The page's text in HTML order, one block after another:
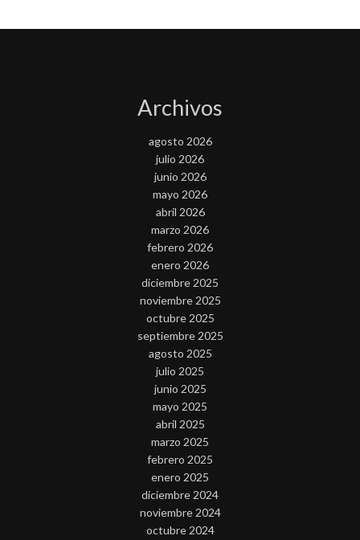
Archivos
agosto 2026
julio 2026
junio 2026
mayo 2026
abril 2026
marzo 2026
febrero 2026
enero 2026
diciembre 2025
noviembre 2025
octubre 2025
septiembre 2025
agosto 2025
julio 2025
junio 2025
mayo 2025
abril 2025
marzo 2025
febrero 2025
enero 2025
diciembre 2024
noviembre 2024
octubre 2024